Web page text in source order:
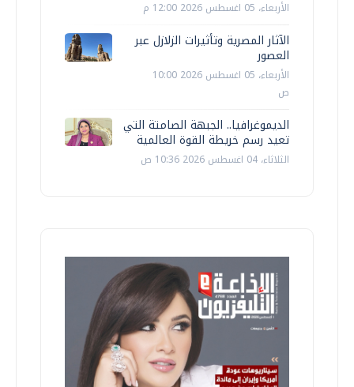
الأربعاء، 05 اغسطس 2026 12:00 م
الآثار المصرية وتأثيرات الزلازل عبر
العصور
الأربعاء، 05 اغسطس 2026 10:00
ص
الديموغرافيا.. الجبهة الصامتة التي
تعيد رسم خريطة القوة العالمية
الثلاثاء، 04 اغسطس 2026 10:36 ص